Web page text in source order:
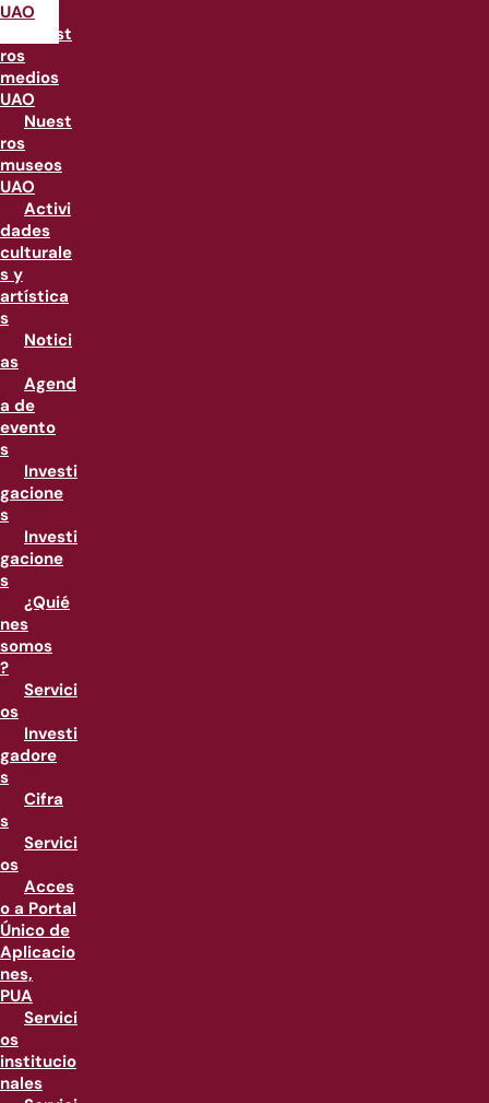
UAO
Nuest
ros
medios
UAO
Nuest
ros
museos
UAO
Activi
dades
culturale
s y
artística
s
Notici
as
Agend
a de
evento
s
Investi
gacione
s
Investi
gacione
s
¿Quié
nes
somos
?
Servici
os
Investi
gadore
s
Cifra
s
Servici
os
Acces
o a Portal
Único de
Aplicacio
nes,
PUA
Servici
os
institucio
nales